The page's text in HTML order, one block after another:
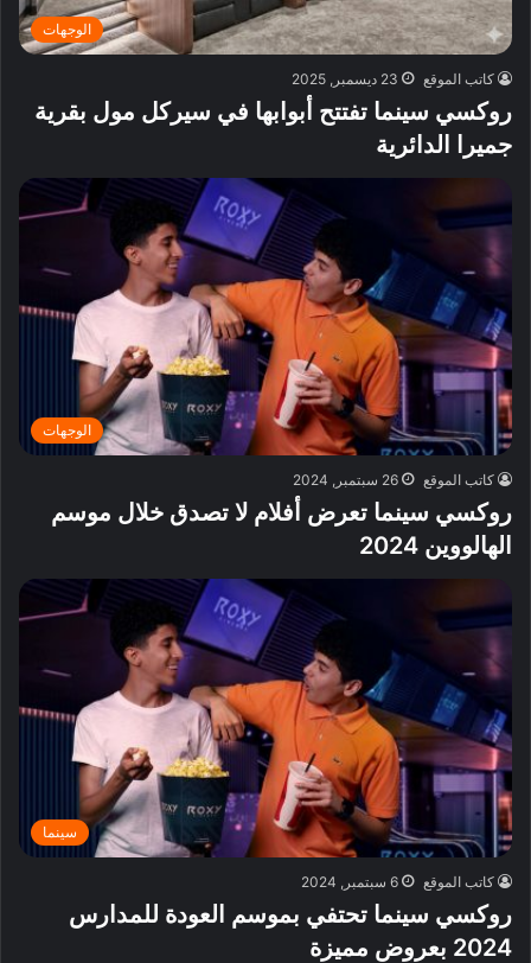
الوجهات
كاتب الموقع 23 ديسمبر, 2025
روكسي سينما تفتتح أبوابها في سيركل مول بقرية
جميرا الدائرية
الوجهات
كاتب الموقع 26 سبتمبر, 2024
روكسي سينما تعرض أفلام لا تصدق خلال موسم
الهالووين 2024
سينما
كاتب الموقع 6 سبتمبر, 2024
روكسي سينما تحتفي بموسم العودة للمدارس
2024 بعروض مميزة